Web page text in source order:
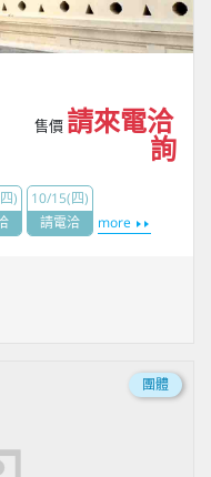
售價 請來電洽
詢
)
10/15(四)
請電洽
more
團體